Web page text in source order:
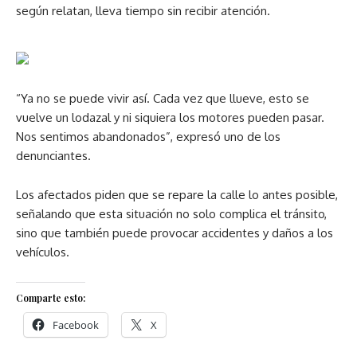
según relatan, lleva tiempo sin recibir atención.
“Ya no se puede vivir así. Cada vez que llueve, esto se
vuelve un lodazal y ni siquiera los motores pueden pasar.
Nos sentimos abandonados”, expresó uno de los
denunciantes.
Los afectados piden que se repare la calle lo antes posible,
señalando que esta situación no solo complica el tránsito,
sino que también puede provocar accidentes y daños a los
vehículos.
Comparte esto:
Facebook X